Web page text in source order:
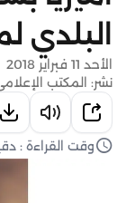
البلدي
الأحد 11 فبراير 2018
نشر: المكتب
وقت القراءة :